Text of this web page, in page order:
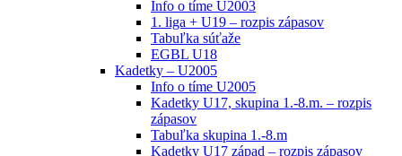
Info o tíme U2003
1. liga + U19 – rozpis zápasov
Tabuľka súťaže
EGBL U18
Kadetky – U2005
Info o tíme U2005
Kadetky U17, skupina 1.-8.m. – rozpis
zápasov
Tabuľka skupina 1.-8.m
Kadetky U17 západ – rozpis zápasov